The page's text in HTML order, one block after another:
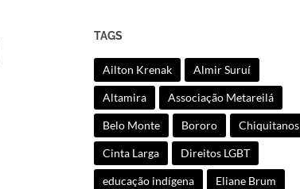
TAGS
Ailton Krenak Almir Suruí
Altamira Associação Metareilá
Belo Monte Bororo Chiquitanos
Cinta Larga Direitos LGBT
educação indígena Eliane Brum